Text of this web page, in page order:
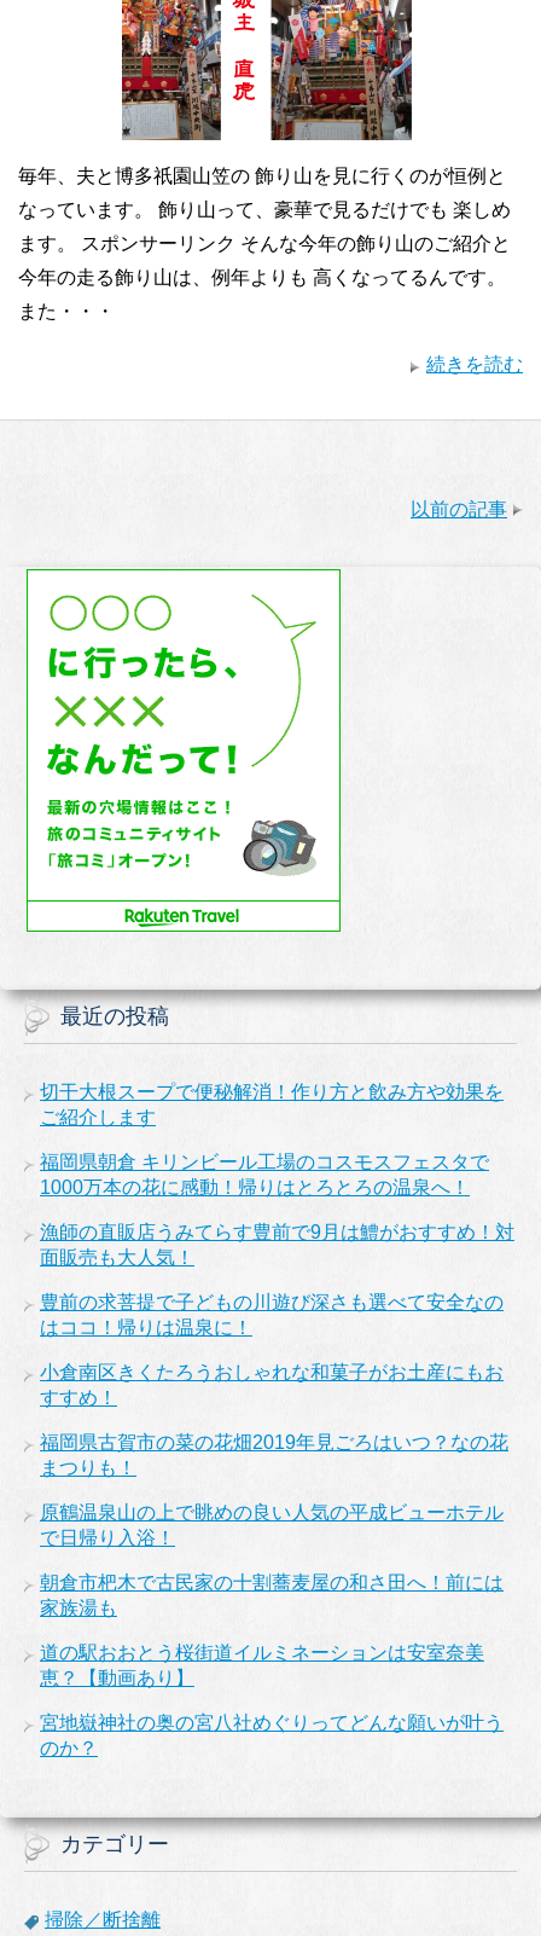
毎年、夫と博多祇園山笠の 飾り山を見に行くのが恒例と
なっています。 飾り山って、豪華で見るだけでも 楽しめ
ます。 スポンサーリンク そんな今年の飾り山のご紹介と
今年の走る飾り山は、例年よりも 高くなってるんです。
また・・・
続きを読む
以前の記事
最近の投稿
切干大根スープで便秘解消！作り方と飲み方や効果を
ご紹介します
福岡県朝倉 キリンビール工場のコスモスフェスタで
1000万本の花に感動！帰りはとろとろの温泉へ！
漁師の直販店うみてらす豊前で9月は鱧がおすすめ！対
面販売も大人気！
豊前の求菩提で子どもの川遊び深さも選べて安全なの
はココ！帰りは温泉に！
小倉南区きくたろうおしゃれな和菓子がお土産にもお
すすめ！
福岡県古賀市の菜の花畑2019年見ごろはいつ？なの花
まつりも！
原鶴温泉山の上で眺めの良い人気の平成ビューホテル
で日帰り入浴！
朝倉市杷木で古民家の十割蕎麦屋の和さ田へ！前には
家族湯も
道の駅おおとう桜街道イルミネーションは安室奈美
恵？【動画あり】
宮地嶽神社の奥の宮八社めぐりってどんな願いが叶う
のか？
カテゴリー
掃除／断捨離